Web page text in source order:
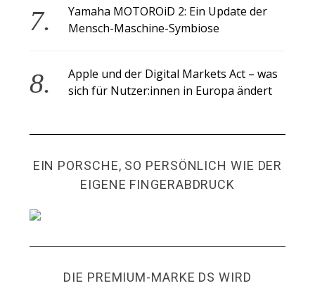
Yamaha MOTOROiD 2: Ein Update der
Mensch-Maschine-Symbiose
Apple und der Digital Markets Act – was
sich für Nutzer:innen in Europa ändert
EIN PORSCHE, SO PERSÖNLICH WIE DER
EIGENE FINGERABDRUCK
DIE PREMIUM-MARKE DS WIRD